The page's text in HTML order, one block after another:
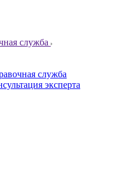
служба
служба
эксперта